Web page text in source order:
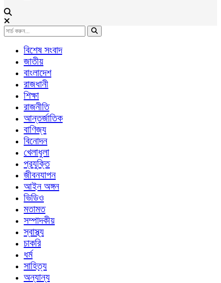
বিশেষ সংবাদ
জাতীয়
বাংলাদেশ
রাজধানী
শিক্ষা
রাজনীতি
আন্তর্জাতিক
বাণিজ্য
বিনোদন
খেলাধুলা
প্রযুক্তি
জীবনযাপন
আইন অঙ্গন
ভিডিও
মতামত
সম্পাদকীয়
স্বাস্থ্য
চাকরি
ধর্ম
সাহিত্য
অন্যান্য